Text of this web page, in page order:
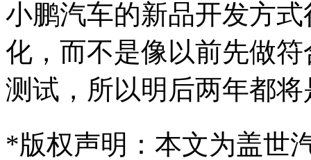
小鹏汽车的新品开发方
化，而不是像以前先做
测试，所以明后两年都
*版权声明：本文为盖世